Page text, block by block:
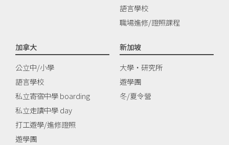
語言學校
職場進修/證照課程
加拿大
公立中/小學
語言學校
私立寄宿中學 boarding
私立走讀中學 day
打工遊學/進修證照
遊學團
新加坡
大學‧研究所
遊學團
冬/夏令營